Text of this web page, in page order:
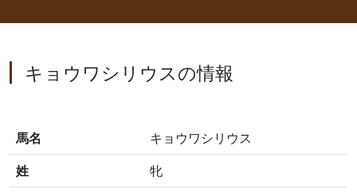
キョウワシリウスの情報
馬名
キョウワシリウス
姓
牝